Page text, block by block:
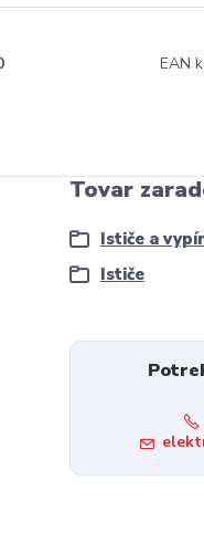
EAN
Tovar
Ističe a
Ističe